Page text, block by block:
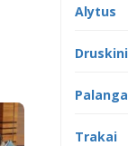
Alytus
Palanga
Trakai